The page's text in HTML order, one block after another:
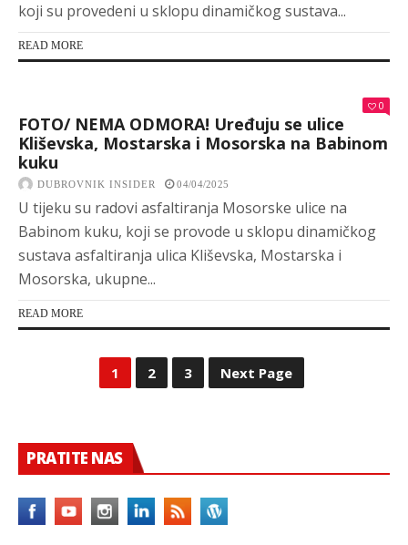
koji su provedeni u sklopu dinamičkog sustava...
READ MORE
0
FOTO/ NEMA ODMORA! Uređuju se ulice
Kliševska, Mostarska i Mosorska na Babinom
kuku
DUBROVNIK INSIDER 04/04/2025
U tijeku su radovi asfaltiranja Mosorske ulice na
Babinom kuku, koji se provode u sklopu dinamičkog
sustava asfaltiranja ulica Kliševska, Mostarska i
Mosorska, ukupne...
READ MORE
1 2 3 Next Page
PRATITE NAS